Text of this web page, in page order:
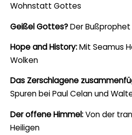
Wohnstatt Gottes
Geißel Gottes?Der
Hope and History:Mit Seamus
Wolken
Das Zerschlagene
Spuren bei Paul Celan und
Der offene Himmel:Von der
Heiligen